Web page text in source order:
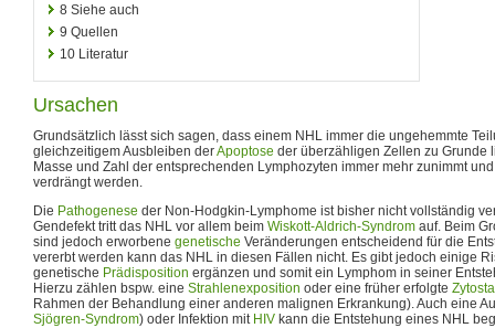
8 Siehe auch
9 Quellen
10 Literatur
Ursachen
Grundsätzlich lässt sich sagen, dass einem NHL immer die ungehemmte
gleichzeitigem Ausbleiben derApoptose der überzähligen Zellen zu Grunde
Masse und Zahl der entsprechenden Lymphozyten immer mehr zunimmt
verdrängt werden.
Die Pathogenese der Non-Hodgkin-Lymphome ist bisher nicht vollständig
Gendefekt tritt das NHL vor allem beim Wiskott-Aldrich-Syndrom auf. Beim
sind jedoch erworbene genetische Veränderungen entscheidend für die
vererbt werden kann das NHL in diesen Fällen nicht. Es gibt jedoch einige
genetische Prädisposition ergänzen und somit ein Lymphom in seiner
Hierzu zählen bspw. eine Strahlenexposition oder eine früher erfolgte
Rahmen der Behandlung einer anderen malignen Erkrankung). Auch eine
Sjögren-Syndrom) oder Infektion mit HIV kann die Entstehung eines NHL